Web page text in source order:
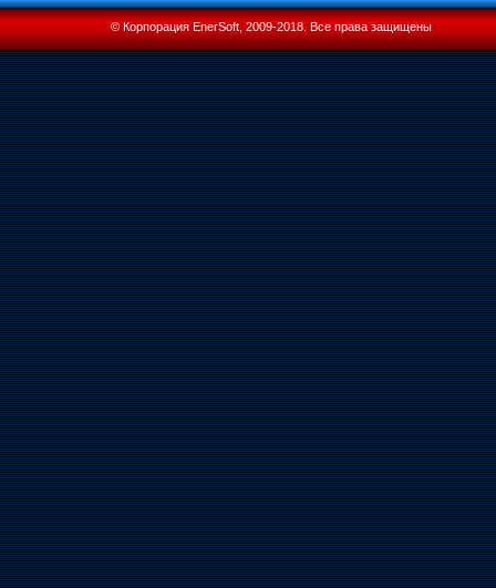
© Корпорация EnerSoft, 2009-2018. Все права защищены